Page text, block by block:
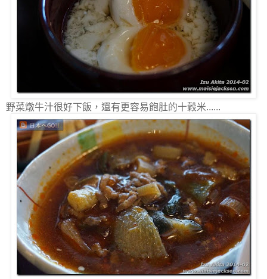
野菜燉牛汁很好下飯，還有更容易飽肚的十穀米......